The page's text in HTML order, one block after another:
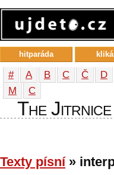
# A B C Č D
М
С
The Jitrnice
Texty písní»
hitparáda